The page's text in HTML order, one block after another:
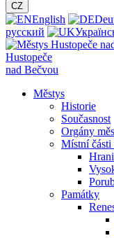
CZ
English
русский
Hustopeče
nad Bečvou
Městys
Historie
Současnost
Orgány
Místní části
Památky